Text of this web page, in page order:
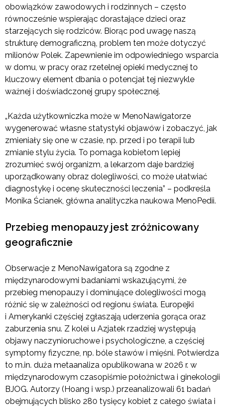
obowiązków zawodowych i rodzinnych – często
równocześnie wspierając dorastające dzieci oraz
starzejących się rodziców. Biorąc pod uwagę naszą
strukturę demograficzną, problem ten może dotyczyć
milionów Polek. Zapewnienie im odpowiedniego wsparcia
w domu, w pracy oraz rzetelnej opieki medycznej to
kluczowy element dbania o potencjał tej niezwykle
ważnej i doświadczonej grupy społecznej.
„Każda użytkowniczka może w MenoNawigatorze
wygenerować własne statystyki objawów i zobaczyć, jak
zmieniały się one w czasie, np. przed i po terapii lub
zmianie stylu życia. To pomaga kobietom lepiej
zrozumieć swój organizm, a lekarzom daje bardziej
uporządkowany obraz dolegliwości, co może ułatwiać
diagnostykę i ocenę skuteczności leczenia” – podkreśla
Monika Ścianek, główna analityczka naukowa MenoPedii.
Przebieg menopauzy jest zróżnicowany
geograficznie
Obserwacje z MenoNawigatora są zgodne z
międzynarodowymi badaniami wskazującymi, że
przebieg menopauzy i dominujące dolegliwości mogą
różnić się w zależności od regionu świata. Europejki
i Amerykanki częściej zgłaszają uderzenia gorąca oraz
zaburzenia snu. Z kolei u Azjatek rzadziej występują
objawy naczynioruchowe i psychologiczne, a częściej
symptomy fizyczne, np. bóle stawów i mięśni. Potwierdza
to m.in. duża metaanaliza opublikowana w 2026 r. w
międzynarodowym czasopiśmie położnictwa i ginekologii
BJOG. Autorzy (Hoang i wsp.) przeanalizowali 61 badań
obejmujących blisko 280 tysięcy kobiet z całego świata i